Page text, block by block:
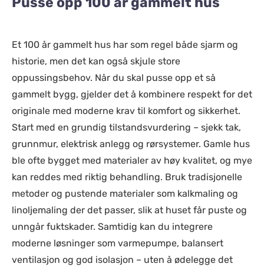
Et 100 år gammelt hus har som regel både sjarm og
historie, men det kan også skjule store
oppussingsbehov. Når du skal pusse opp et så
gammelt bygg, gjelder det å kombinere respekt for det
originale med moderne krav til komfort og sikkerhet.
Start med en grundig tilstandsvurdering – sjekk tak,
grunnmur, elektrisk anlegg og rørsystemer. Gamle hus
ble ofte bygget med materialer av høy kvalitet, og mye
kan reddes med riktig behandling. Bruk tradisjonelle
metoder og pustende materialer som kalkmaling og
linoljemaling der det passer, slik at huset får puste og
unngår fuktskader. Samtidig kan du integrere
moderne løsninger som varmepumpe, balansert
ventilasjon og god isolasjon – uten å ødelegge det